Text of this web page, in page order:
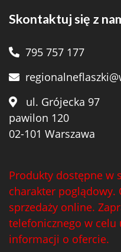
Skontaktuj się z
795 757 177
ul. Grójecka 97
pawilon 120
02-101 Warszawa
Produkty dostępne w
charakter poglądowy.
sprzedaży online.
telefonicznego w celu
informacji o ofercie.